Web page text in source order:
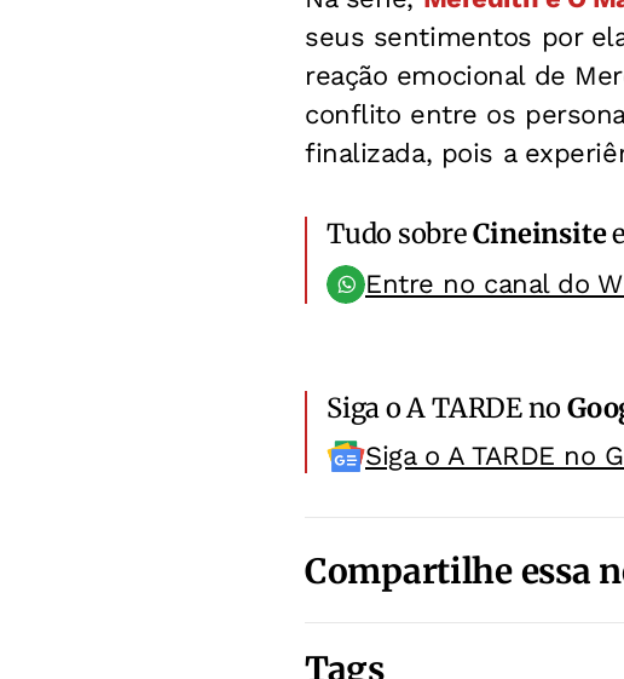
seus sentimentos por
reação emocional de
conflito entre os
finalizada, pois a
Tudo sobreCineinsite
Entre no canal do
Siga o A TARDE no
Siga o A TARDE no
Compartilhe essa
Tags